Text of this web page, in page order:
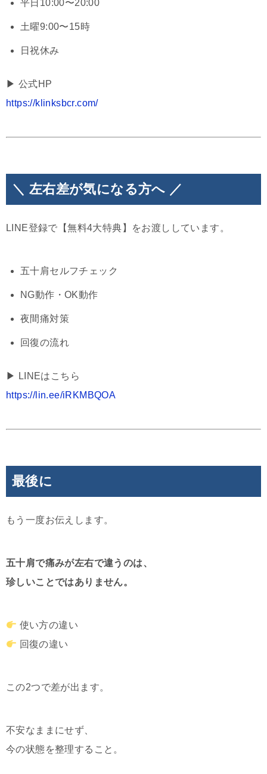
平日10:00〜20:00
土曜9:00〜15時
日祝休み
▶︎ 公式HP
https://klinksbcr.com/
＼ 左右差が気になる方へ ／
LINE登録で【無料4大特典】をお渡ししています。
五十肩セルフチェック
NG動作・OK動作
夜間痛対策
回復の流れ
▶︎ LINEはこちら
https://lin.ee/iRKMBQOA
最後に
もう一度お伝えします。
五十肩で痛みが左右で違うのは、
珍しいことではありません。
使い方の違い
回復の違い
この2つで差が出ます。
不安なままにせず、
今の状態を整理すること。